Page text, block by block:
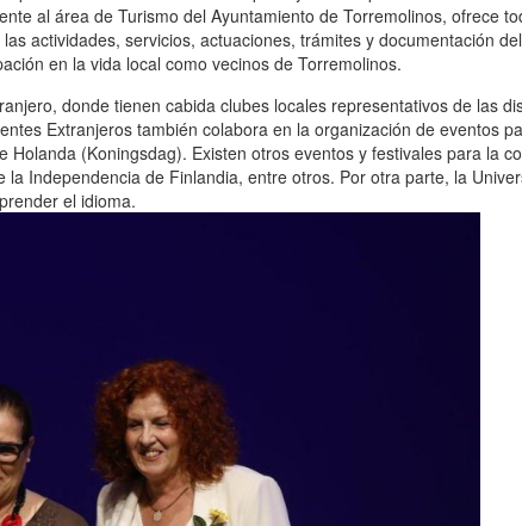
al área de Turismo del Ayuntamiento de Torremolinos, ofrece
actividades, servicios, actuaciones, trámites y documentación
en la vida local como vecinos de Torremolinos.
donde tienen cabida clubes locales representativos de las
Extranjeros también colabora en la organización de eventos
(Koningsdag). Existen otros eventos y festivales para la
Independencia de Finlandia, entre otros. Por otra parte, la
el idioma.